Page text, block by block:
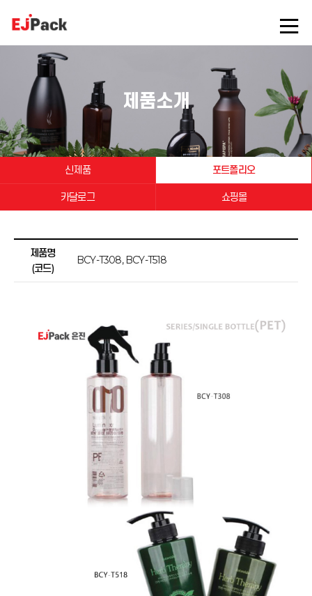
제품소개
신제품 포트폴리오
카달로그 쇼핑몰
제품명
(코드)
BCY-T308, BCY-T518